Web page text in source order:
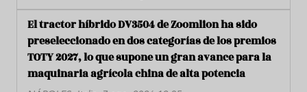
El tractor híbrido DV3504 de Zoomlion ha sido
preseleccionado en dos categorías de los premios
TOTY 2027, lo que supone un gran avance para la
maquinaria agrícola china de alta potencia